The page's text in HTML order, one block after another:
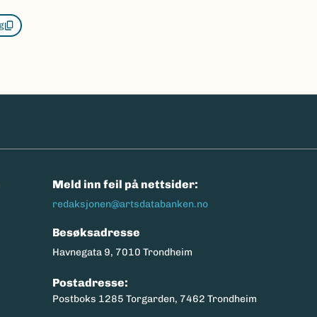
Meld inn feil på nettsider:
redaksjonen@artsdatabanken.no
Besøksadresse
Havnegata 9, 7010 Trondheim
Postadresse:
Postboks 1285 Torgarden, 7462 Trondheim